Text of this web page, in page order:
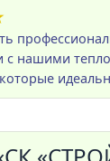
с нашими